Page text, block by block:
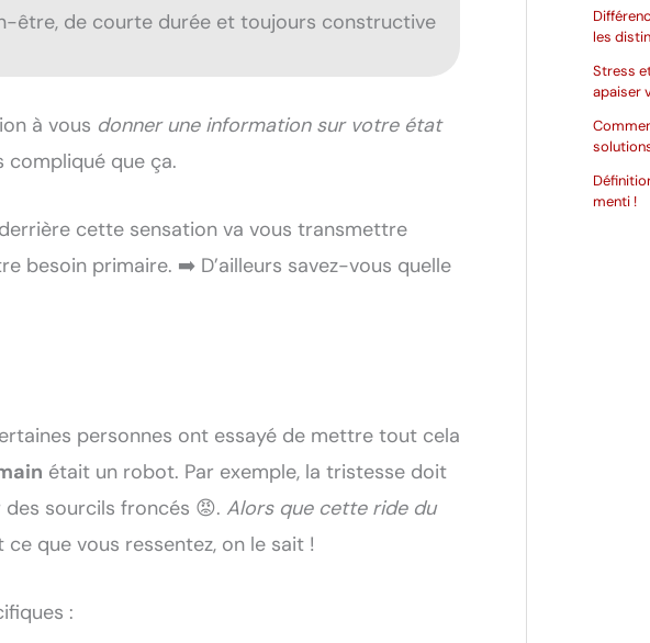
être, de courte durée et toujours constructive
à vous donner une information sur votre état
compliqué que ça.
cette sensation va vous transmettre
besoin primaire. ➡️ D’ailleurs savez-vous quelle
personnes ont essayé de mettre tout cela
était un robot. Par exemple, la tristesse doit
des sourcils froncés 😡. Alors que cette ride du
que vous ressentez, on le sait !
:
les
Stress
apaiser
menti !